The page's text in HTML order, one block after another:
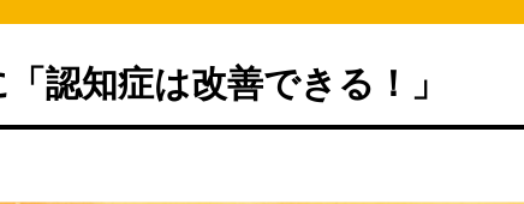
認知症は改善できる！」